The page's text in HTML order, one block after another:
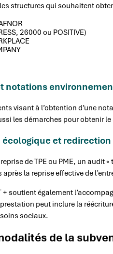
structures qui souhaitent
26000 ou POSITIVE)
notations
visant à l’obtention d’une
les démarches pour obtenir
et redirection
de TPE ou PME, un
la reprise effective de
+ soutient également
peut inclure la
sociaux.
de la